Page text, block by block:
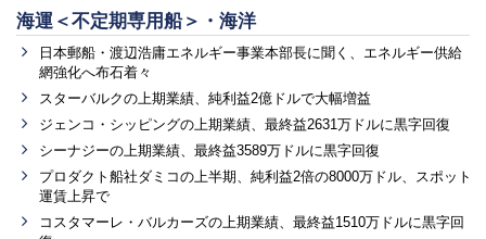
海運＜不定期専用船＞・海洋
日本郵船・渡辺浩庸エネルギー事業本部長に聞く、エネルギー供給
網強化へ布石着々
スターバルクの上期業績、純利益2億ドルで大幅増益
ジェンコ・シッピングの上期業績、最終益2631万ドルに黒字回復
シーナジーの上期業績、最終益3589万ドルに黒字回復
プロダクト船社ダミコの上半期、純利益2倍の8000万ドル、スポット
運賃上昇で
コスタマーレ・バルカーズの上期業績、最終益1510万ドルに黒字回